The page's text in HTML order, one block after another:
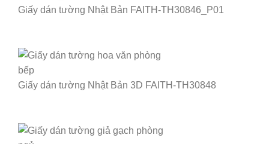
Giấy dán tường Nhật Bản FAITH-TH30846_P01
Giấy dán tường Nhật Bản 3D FAITH-TH30848